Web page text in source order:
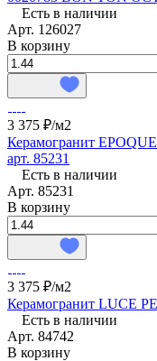
Есть в наличии
Арт. 126027
В корзину
3 375 ₽/м2
Керамогранит
арт. 85231
Есть в наличии
Арт. 85231
В корзину
3 375 ₽/м2
Керамогранит LUCE
Есть в наличии
Арт. 84742
В корзину